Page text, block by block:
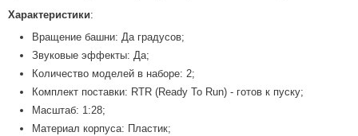
Характеристики:
Вращение башни: Да градусов;
Звуковые эффекты: Да;
Количество моделей в наборе: 2;
Комплект поставки: RTR (Ready To Run) - готов к пуску;
Масштаб: 1:28;
Материал корпуса: Пластик;